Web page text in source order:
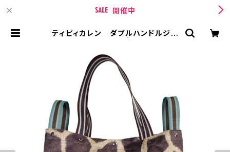
開催中
ティピィカレン ダブルハンドルジラ